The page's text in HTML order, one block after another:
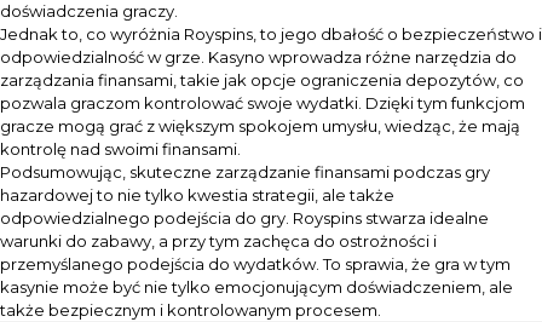
doświadczenia graczy.
Jednak to, co wyróżnia Royspins, to jego dbałość o bezpieczeństwo i
odpowiedzialność w grze. Kasyno wprowadza różne narzędzia do
zarządzania finansami, takie jak opcje ograniczenia depozytów, co
pozwala graczom kontrolować swoje wydatki. Dzięki tym funkcjom
gracze mogą grać z większym spokojem umysłu, wiedząc, że mają
kontrolę nad swoimi finansami.
Podsumowując, skuteczne zarządzanie finansami podczas gry
hazardowej to nie tylko kwestia strategii, ale także
odpowiedzialnego podejścia do gry. Royspins stwarza idealne
warunki do zabawy, a przy tym zachęca do ostrożności i
przemyślanego podejścia do wydatków. To sprawia, że gra w tym
kasynie może być nie tylko emocjonującym doświadczeniem, ale
także bezpiecznym i kontrolowanym procesem.